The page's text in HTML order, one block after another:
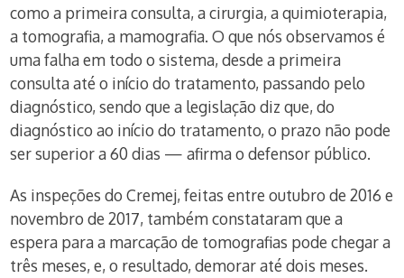
como a primeira consulta, a cirurgia, a quimioterapia,
a tomografia, a mamografia. O que nós observamos é
uma falha em todo o sistema, desde a primeira
consulta até o início do tratamento, passando pelo
diagnóstico, sendo que a legislação diz que, do
diagnóstico ao início do tratamento, o prazo não pode
ser superior a 60 dias — afirma o defensor público.
As inspeções do Cremej, feitas entre outubro de 2016 e
novembro de 2017, também constataram que a
espera para a marcação de tomografias pode chegar a
três meses, e, o resultado, demorar até dois meses.